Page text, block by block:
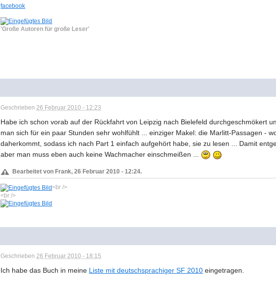
facebook
'Große Autoren für große Leser'
Geschrieben26 Februar 2010 - 12:23
Habe ich schon vorab auf der Rückfahrt von Leipzig nach Bielefeld durchgeschmökert
man sich für ein paar Stunden sehr wohlfühlt ... einziger Makel: die Marlitt-Passagen -
daherkommt, sodass ich nach Part 1 einfach aufgehört habe, sie zu lesen ... Damit
aber man muss eben auch keine Wachmacher einschmeißen ...
Bearbeitet von Frank, 26 Februar 2010 - 12:24.
<br />
<br />
Geschrieben26 Februar 2010 - 18:15
Ich habe das Buch in meine Liste mit deutschsprachiger SF 2010 eingetragen.